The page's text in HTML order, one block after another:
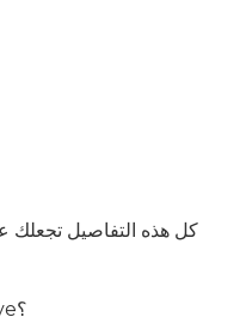
كل هذه التفاصيل تجعلك
⭐ لماذا تختار كوره لايف - Koora Live؟